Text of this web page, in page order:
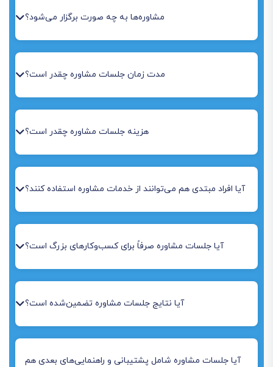
مشاوره‌ها به چه صورت برگزار می‌شود؟
مدت زمان جلسات مشاوره چقدر است؟
هزینه جلسات مشاوره چقدر است؟
آیا افراد مبتدی هم می‌توانند از خدمات مشاوره استفاده کنند؟
آیا جلسات مشاوره صرفاً برای کسب‌وکارهای بزرگ است؟
آیا نتایج جلسات مشاوره تضمین‌شده است؟
آیا جلسات مشاوره شامل پشتیبانی و راهنمایی‌های بعدی هم